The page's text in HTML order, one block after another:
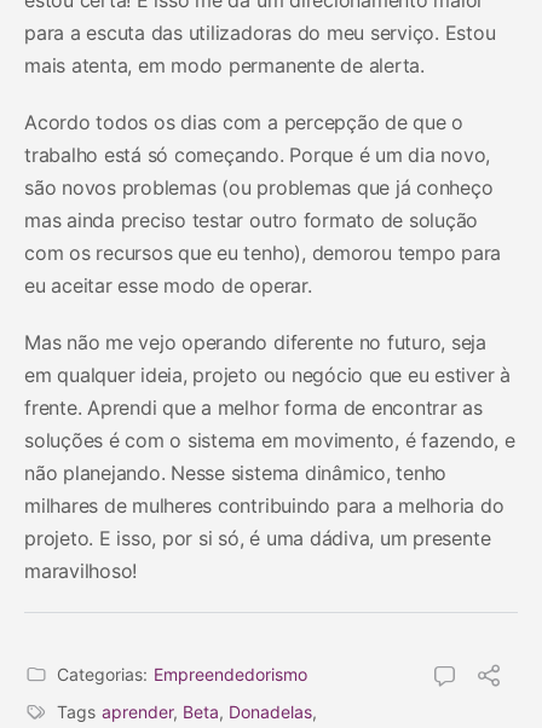
para a escuta das utilizadoras do meu serviço. Estou
mais atenta, em modo permanente de alerta.
Acordo todos os dias com a percepção de que o
trabalho está só começando. Porque é um dia novo,
são novos problemas (ou problemas que já conheço
mas ainda preciso testar outro formato de solução
com os recursos que eu tenho), demorou tempo para
eu aceitar esse modo de operar.
Mas não me vejo operando diferente no futuro, seja
em qualquer ideia, projeto ou negócio que eu estiver à
frente. Aprendi que a melhor forma de encontrar as
soluções é com o sistema em movimento, é fazendo, e
não planejando. Nesse sistema dinâmico, tenho
milhares de mulheres contribuindo para a melhoria do
projeto. E isso, por si só, é uma dádiva, um presente
maravilhoso!
Categorias: Empreendedorismo
Tags aprender, Beta, Donadelas,